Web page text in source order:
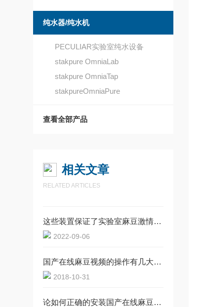
纯水器/纯水机
PECULIAR实验室纯水设备
stakpure OmniaLab
stakpure OmniaTap
stakpureOmniaPure
查看全部产品
相关文章
RELATED ARTICLES
这些装置保证了实验室麻豆激情网的正常运行
2022-09-06
国产在线麻豆视频的操作有几大点是要引起注意的
2018-10-31
论如何正确的安装国产在线麻豆视频过滤管